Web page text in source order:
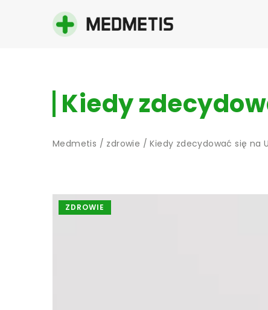
Kiedy
Medmetis / zdrowie /Kiedy zdecydować się na
ZDROWIE